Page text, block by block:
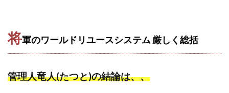
将軍のワールドリユースシステム 厳しく 総括
管理人竜人(たつと)の結論は、、